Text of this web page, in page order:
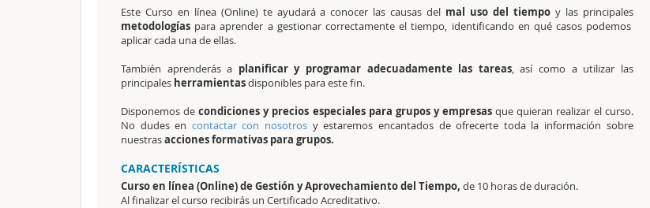
Este Curso en línea (Online) te ayudará a conocer las causas del mal uso del tiempo y las principales
metodologías para aprender a gestionar correctamente el tiempo, identificando en qué casos podemos
aplicar cada una de ellas.
También aprenderás a planificar y programar adecuadamente las tareas, así como a utilizar las
principales herramientasdisponibles para este fin.
Disponemos de condiciones y precios especiales para grupos y empresas que quieran realizar el curso.
No dudes en contactar con nosotros y estaremos encantados de ofrecerte toda la información sobre
nuestrasacciones formativas para grupos.
CARACTERÍSTICAS
Curso en línea (Online) de Gestión y Aprovechamiento del Tiempo, de 10 horas de duración.
Al finalizar el curso recibirás un Certificado Acreditativo.